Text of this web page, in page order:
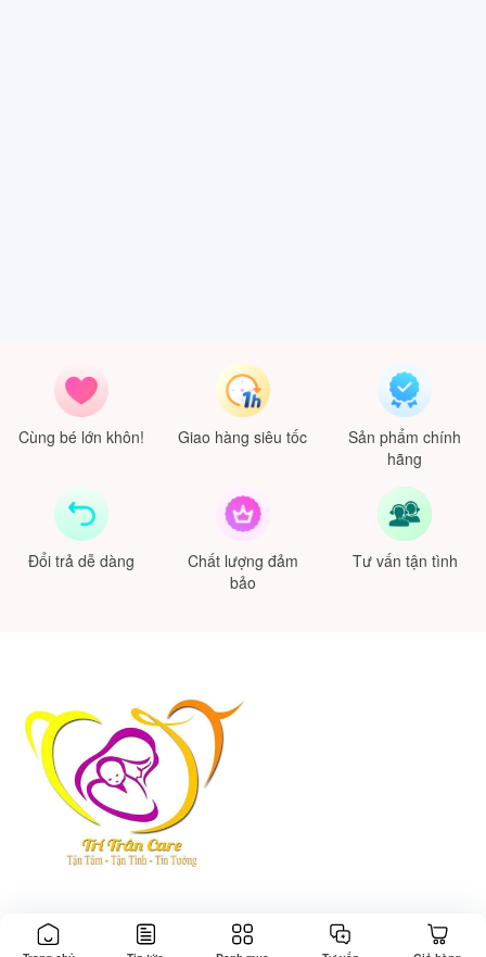
Cùng bé lớn khôn! Giao hàng siêu tốc
Sản phẩm chính
hãng
Đổi trả dễ dàng
Chất lượng đảm
bảo
Tư vấn tận tình
Thông tin Tổng đài hỗ trợ